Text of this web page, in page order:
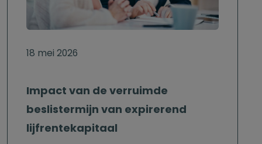
18 mei 2026
Impact van de verruimde
beslistermijn van expirerend
lijfrentekapitaal